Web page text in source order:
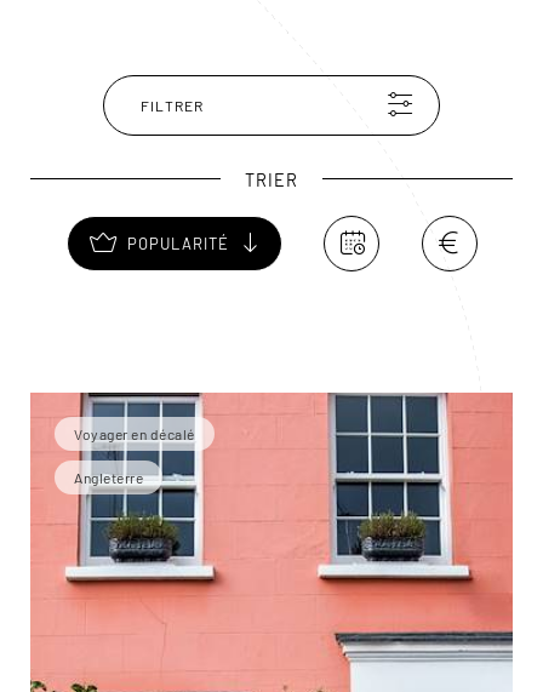
dernières années. Située à 45 minutes de voiture de
Bath, Wells est aussi proche de Glastonbury et de
Stonehenge.
FILTRER
TRIER
POPULARITÉ
Voyager en décalé
Angleterre